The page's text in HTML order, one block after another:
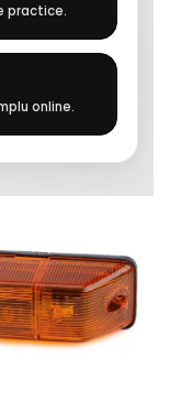
practice.
online.